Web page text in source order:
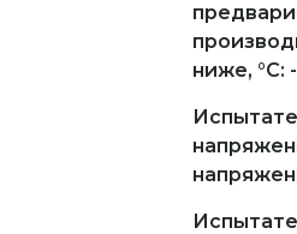
ниже, °С: